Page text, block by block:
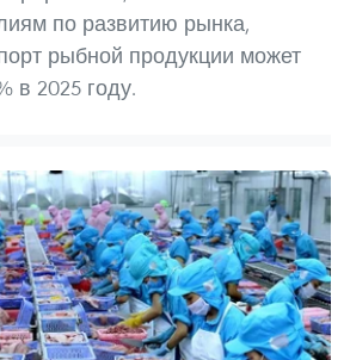
по развитию рынка,
рыбной продукции может
в 2025 году.